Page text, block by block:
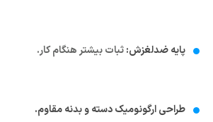
پایه ضدلغزش:ثبات بیشتر هنگام کار.
طراحی ارگونومیک دسته و بدنه مقاوم.